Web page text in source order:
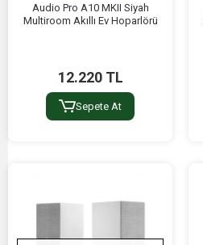
Audio Pro A10 MKII Siyah
Multiroom Akıllı Ev Hoparlörü
12.220 TL
Sepete At